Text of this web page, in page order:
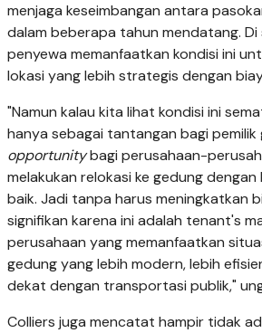
menjaga keseimbangan antara
dalam beberapa tahun mendatang. Di
penyewa memanfaatkan kondisi ini
lokasi yang lebih strategis dengan
"Namun kalau kita lihat kondisi ini
hanya sebagai tantangan bagi pemilik
opportunitybagi perusahaan-
melakukan relokasi ke gedung
baik. Jadi tanpa harus meningkatkan
signifikan karena ini adalah tenant's
perusahaan yang memanfaatkan
gedung yang lebih modern, lebih
dekat dengan transportasi publik,"
Colliers juga mencatat hampir tidak